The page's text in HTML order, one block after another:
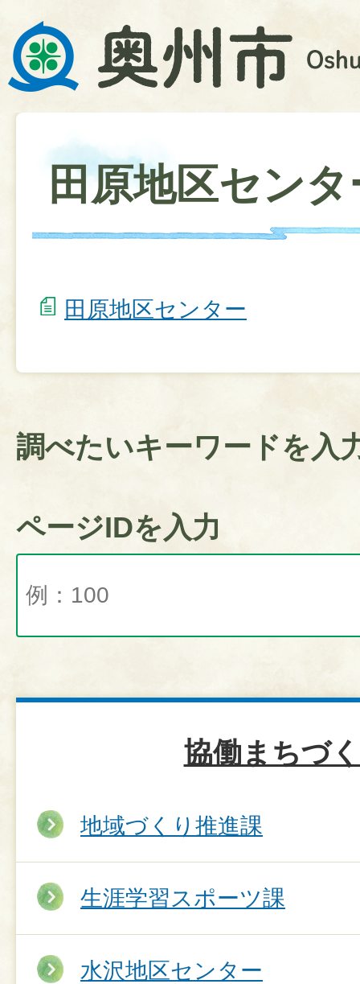
田原地区センタ
田原地区センター
調べたいキーワードを入
ページIDを入力
協働まちづ
地域づくり推進課
生涯学習スポーツ課
水沢地区センター